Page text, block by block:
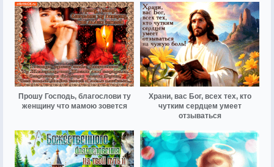
Прошу Господь, благослови ту
женщину что мамою зовется
Храни, вас Бог, всех тех, кто
чутким сердцем умеет
отзываться